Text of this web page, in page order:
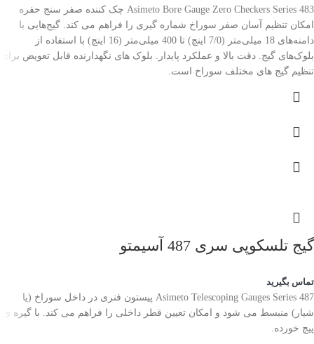
Asimeto Bore Gauge Zero Checkers Series 483 چک کننده صفر سنج حفره
امکان تنظیم آسان صفر سوراخ شماره گیری را فراهم می کند. گیج‌هایی با
دامنه‌های 18 میلی‌متر (7/0 اینچ) تا 400 میلی‌متر (16 اینچ) با استفاده از
بلوک‌های گیج. دقت بالا و عملکرد پایدار. بلوک های نگهدارنده قابل تعویض برای
تنظیم گیج های مختلف سوراخ است.
گیج تلسکوپی سری 487 آسیمتو
تماس بگیرید
Asimeto Telescoping Gauges Series 487 پیستون فنری در داخل سوراخ (یا
شیار) منبسط می شود و امکان تعیین قطر داخلی را فراهم می کند. با گیره ی
پیچ خورده.